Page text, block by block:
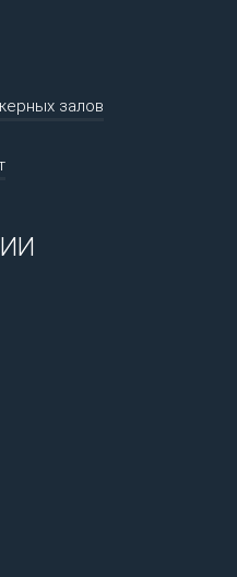
залов